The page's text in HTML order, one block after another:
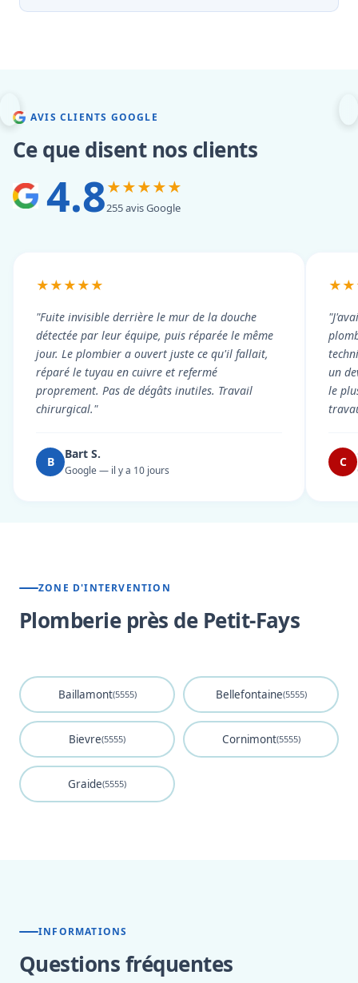
AVIS CLIENTS GOOGLE
Ce que disent nos clients
4.8★★★★★
255 avis Google
★★★★★
"Fuite invisible derrière le mur de la douche
détectée par leur équipe, puis réparée le même
jour. Le plombier a ouvert juste ce qu'il fallait,
réparé le tuyau en cuivre et refermé
proprement. Pas de dégâts inutiles. Travail
chirurgical."
B
Bart S.
Google — il y a 10 jours
un
le
C
ZONE D'INTERVENTION
Plomberie près de Petit-Fays
Baillamont(5555) Bellefontaine(5555)
Bievre(5555) Cornimont(5555)
Graide(5555)
INFORMATIONS
Questions fréquentes